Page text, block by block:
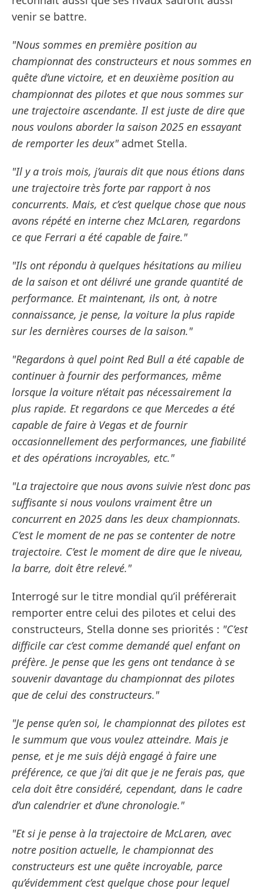
venir se battre.
"Nous sommes en première position au
championnat des constructeurs et nous sommes en
quête d’une victoire, et en deuxième position au
championnat des pilotes et que nous sommes sur
une trajectoire ascendante. Il est juste de dire que
nous voulons aborder la saison 2025 en essayant
de remporter les deux"admet Stella.
"Il y a trois mois, j’aurais dit que nous étions dans
une trajectoire très forte par rapport à nos
concurrents. Mais, et c’est quelque chose que nous
avons répété en interne chez McLaren, regardons
ce que Ferrari a été capable de faire."
"Ils ont répondu à quelques hésitations au milieu
de la saison et ont délivré une grande quantité de
performance. Et maintenant, ils ont, à notre
connaissance, je pense, la voiture la plus rapide
sur les dernières courses de la saison."
"Regardons à quel point Red Bull a été capable de
continuer à fournir des performances, même
lorsque la voiture n’était pas nécessairement la
plus rapide. Et regardons ce que Mercedes a été
capable de faire à Vegas et de fournir
occasionnellement des performances, une fiabilité
et des opérations incroyables, etc."
"La trajectoire que nous avons suivie n’est donc pas
suffisante si nous voulons vraiment être un
concurrent en 2025 dans les deux championnats.
C’est le moment de ne pas se contenter de notre
trajectoire. C’est le moment de dire que le niveau,
la barre, doit être relevé."
Interrogé sur le titre mondial qu’il préférerait
remporter entre celui des pilotes et celui des
constructeurs, Stella donne ses priorités : "C’est
difficile car c’est comme demandé quel enfant on
préfère. Je pense que les gens ont tendance à se
souvenir davantage du championnat des pilotes
que de celui des constructeurs."
"Je pense qu’en soi, le championnat des pilotes est
le summum que vous voulez atteindre. Mais je
pense, et je me suis déjà engagé à faire une
préférence, ce que j’ai dit que je ne ferais pas, que
cela doit être considéré, cependant, dans le cadre
d’un calendrier et d’une chronologie."
"Et si je pense à la trajectoire de McLaren, avec
notre position actuelle, le championnat des
constructeurs est une quête incroyable, parce
qu’évidemment c’est quelque chose pour lequel